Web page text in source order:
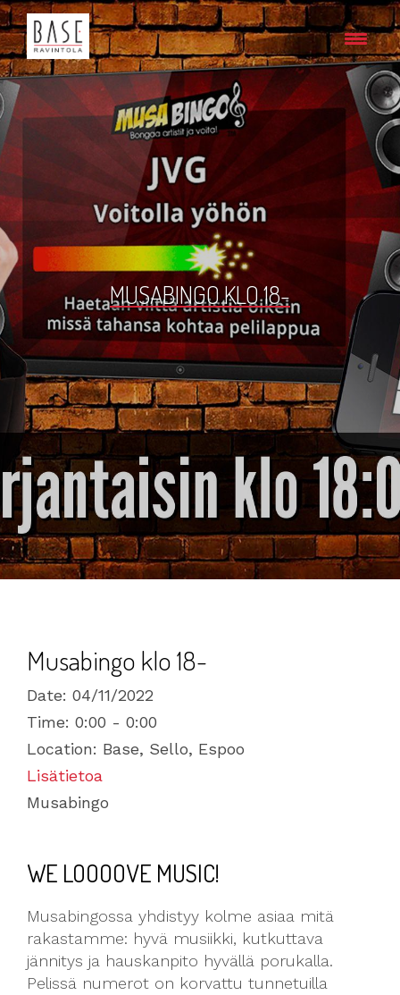
MUSABINGO KLO 18-
Musabingo klo 18-
Date: 04/11/2022
Time: 0:00 - 0:00
Location: Base, Sello, Espoo
Lisätietoa
Musabingo
WE LOOOOVE MUSIC!
Musabingossa yhdistyy kolme asiaa mitä
rakastamme: hyvä musiikki, kutkuttava
jännitys ja hauskanpito hyvällä porukalla.
Pelissä numerot on korvattu tunnetuilla